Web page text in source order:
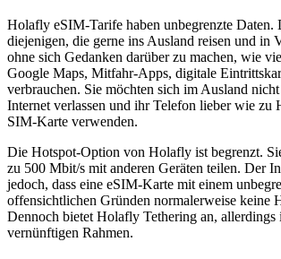
Holafly eSIM-Tarife haben unbegrenzte Daten.
diejenigen, die gerne ins Ausland reisen und in
ohne sich Gedanken darüber zu machen, wie
Google Maps, Mitfahr-Apps, digitale
verbrauchen. Sie möchten sich im Ausland
Internet verlassen und ihr Telefon lieber wie zu
SIM-Karte verwenden.
Die Hotspot-Option von Holafly ist begrenzt.
zu 500 Mbit/s mit anderen Geräten teilen. Der
jedoch, dass eine eSIM-Karte mit einem
offensichtlichen Gründen normalerweise keine
Dennoch bietet Holafly Tethering an, allerdings
vernünftigen Rahmen.